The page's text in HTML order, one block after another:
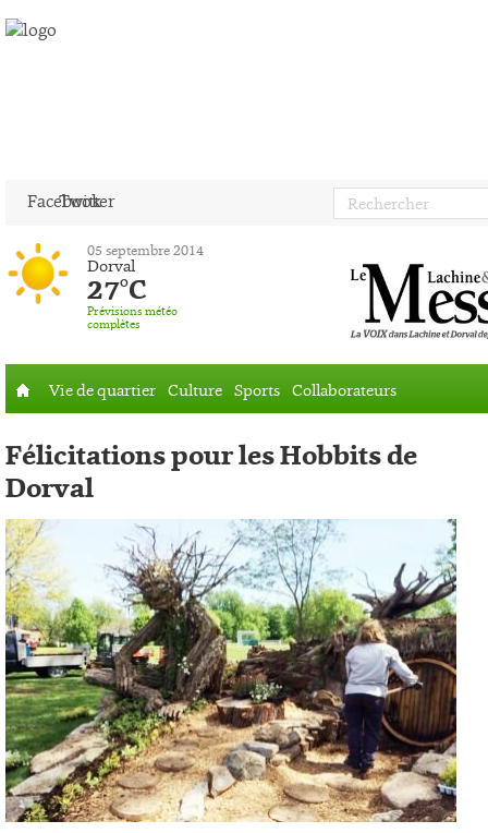
Facebook
Twitter
05 septembre 2014
Dorval
27°C
Prévisions météo
complètes
Vie de quartier Culture Sports Collaborateurs
Félicitations pour les Hobbits de
Dorval